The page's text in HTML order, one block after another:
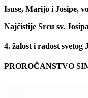
Isuse, Marijo i Josipe,
Najčistije Srcu sv.
4. žalost i radost svetog
PROROČANSTVO